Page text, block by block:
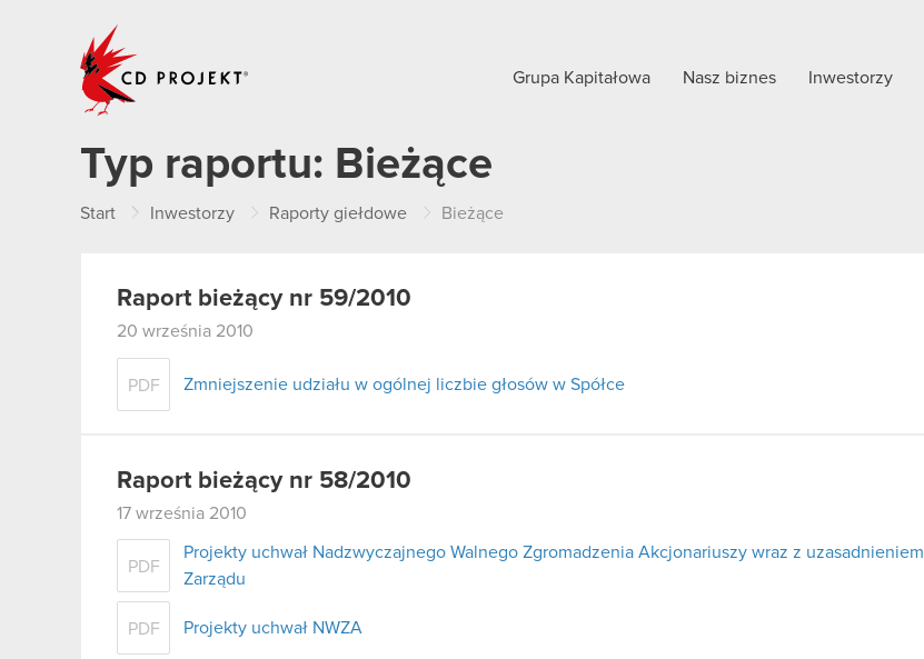
Grupa Kapitałowa Nasz biznes Inwestorzy
Typ raportu: Bieżące
Start Inwestorzy Raporty giełdowe Bieżące
Raport bieżący nr 59/2010
20 września 2010
PDF Zmniejszenie udziału w ogólnej liczbie głosów w Spółce
Raport bieżący nr 58/2010
17 września 2010
PDF
Projekty uchwał Nadzwyczajnego Walnego Zgromadzenia Akcjonariuszy wraz z uzasadnieniem
Zarządu
PDF Projekty uchwał NWZA